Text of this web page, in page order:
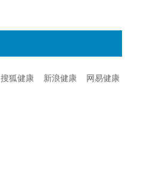
搜狐健康 新浪健康
网易健康